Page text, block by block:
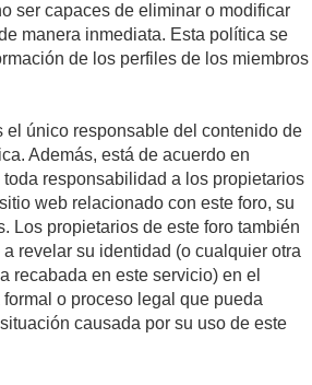
ser capaces de eliminar o modificar
manera inmediata. Esta política se
de los perfiles de los miembros
el único responsable del contenido de
Además, está de acuerdo en
responsabilidad a los propietarios
web relacionado con este foro, su
Los propietarios de este foro también
revelar su identidad (o cualquier otra
recabada en este servicio) en el
o proceso legal que pueda
causada por su uso de este